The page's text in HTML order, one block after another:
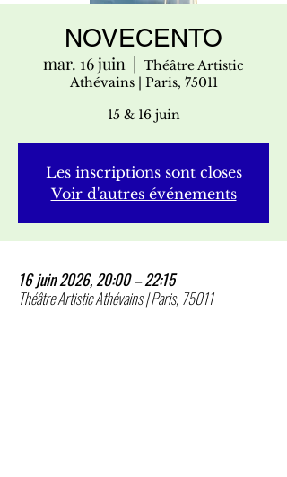
NOVECENTO
mar. 16 juin
  |
Théâtre Artistic
Athévains | Paris, 75011
15 & 16 juin
Les inscriptions sont closes
Voir d'autres événements
16 juin 2026, 20:00 – 22:15
Théâtre Artistic Athévains | Paris, 75011